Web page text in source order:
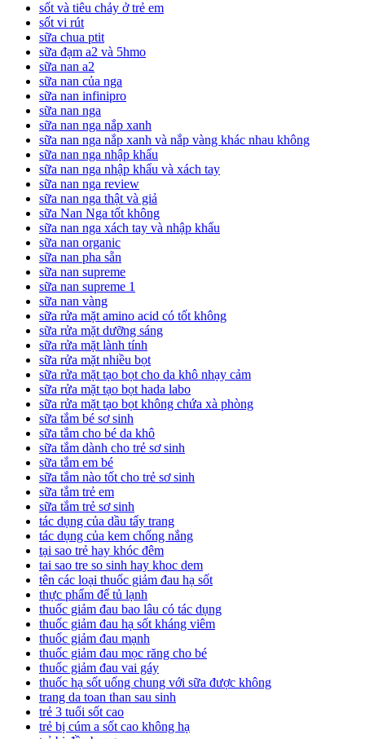
sốt và tiêu chảy ở trẻ em
sốt vi rút
sữa chua ptit
sữa đạm a2 và 5hmo
sữa nan a2
sữa nan của nga
sữa nan infinipro
sữa nan nga
sữa nan nga nắp xanh
sữa nan nga nắp xanh và nắp vàng khác nhau không
sữa nan nga nhập khẩu
sữa nan nga nhập khẩu và xách tay
sữa nan nga review
sữa nan nga thật và giả
sữa Nan Nga tốt không
sữa nan nga xách tay và nhập khẩu
sữa nan organic
sữa nan pha sẵn
sữa nan supreme
sữa nan supreme 1
sữa nan vàng
sữa rửa mặt amino acid có tốt không
sữa rửa mặt dưỡng sáng
sữa rửa mặt lành tính
sữa rửa mặt nhiều bọt
sữa rửa mặt tạo bọt cho da khô nhạy cảm
sữa rửa mặt tạo bọt hada labo
sữa rửa mặt tạo bọt không chứa xà phòng
sữa tắm bé sơ sinh
sữa tắm cho bé da khô
sữa tắm dành cho trẻ sơ sinh
sữa tắm em bé
sữa tắm nào tốt cho trẻ sơ sinh
sữa tắm trẻ em
sữa tắm trẻ sơ sinh
tác dụng của dầu tẩy trang
tác dụng của kem chống nắng
tại sao trẻ hay khóc đêm
tai sao tre so sinh hay khoc dem
tên các loại thuốc giảm đau hạ sốt
thực phẩm để tủ lạnh
thuốc giảm đau bao lâu có tác dụng
thuốc giảm đau hạ sốt kháng viêm
thuốc giảm đau mạnh
thuốc giảm đau mọc răng cho bé
thuốc giảm đau vai gáy
thuốc hạ sốt uống chung với sữa được không
trang da toan than sau sinh
trẻ 3 tuổi sốt cao
trẻ bị cúm a sốt cao không hạ